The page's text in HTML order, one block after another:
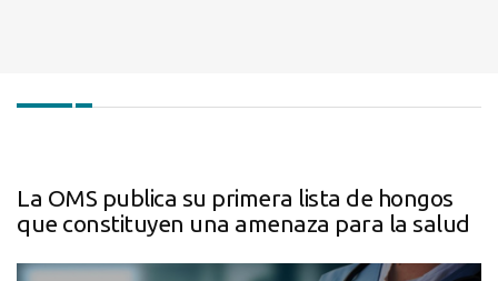
La OMS publica su primera lista de hongos
que constituyen una amenaza para la salud